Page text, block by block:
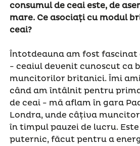
consumul de ceai este, de
mare. Ce asociați cu modul
ceai?
Întotdeauna am fost fascinat
- ceaiul devenit cunoscut ca
muncitorilor britanici. Îmi
când am întâlnit pentru
de ceai - mă aflam în gara
Londra, unde câțiva
în timpul pauzei de lucru.
puternic, făcut pentru a